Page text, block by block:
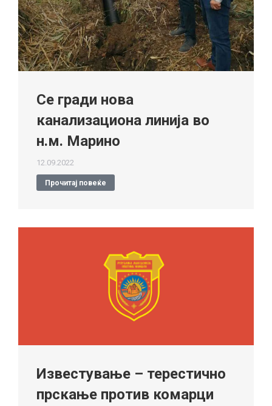
Се гради нова
канализациона линија во
н.м. Марино
12.09.2022
Прочитај повеќе
Известување – терестично
прскање против комарци